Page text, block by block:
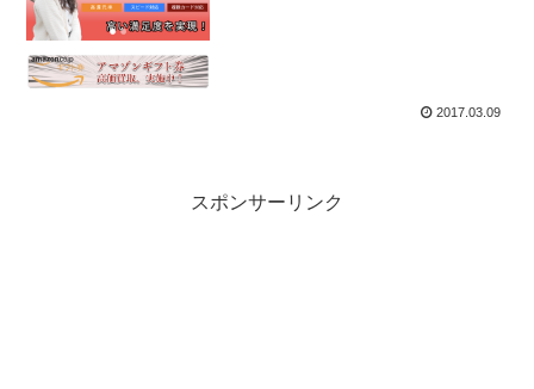
2017.03.09
スポンサーリンク